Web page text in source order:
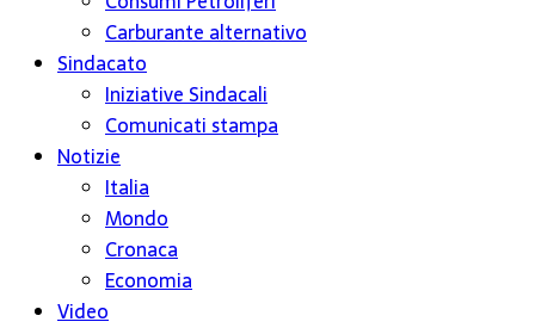
Carburante alternativo
Sindacato
Iniziative Sindacali
Comunicati stampa
Notizie
Italia
Mondo
Cronaca
Economia
Video